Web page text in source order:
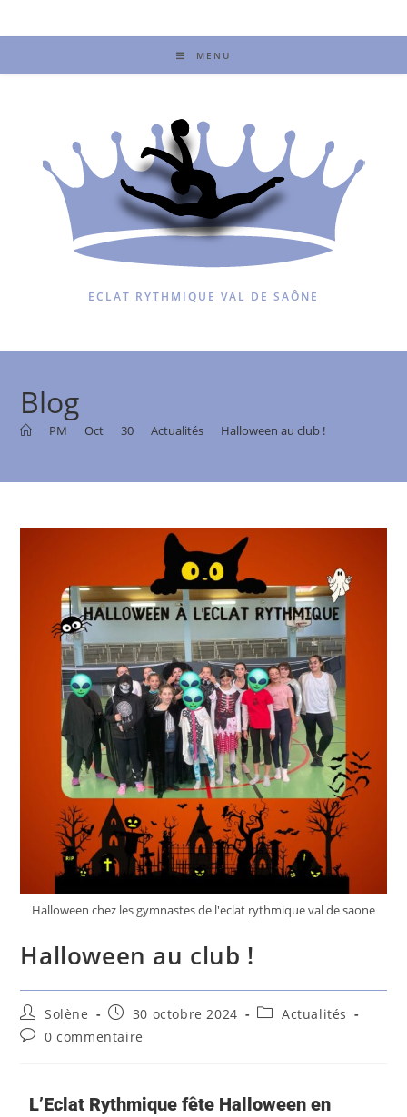
MENU
ECLAT RYTHMIQUE VAL DE SAÔNE
Blog
PM Oct 30 Actualités Halloween au club !
Halloween chez les gymnastes de l'eclat rythmique val de saone
Halloween au club !
Solène 30 octobre 2024
Actualités
0 commentaire
L’Eclat Rythmique fête Halloween en